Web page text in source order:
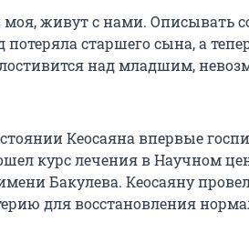
моя, живут с нами. Описывать
потеряла старшего сына, а
над младшим,
Кеосаяна впервые
курс лечения в Научном
Бакулева. Кеосаяну
для восстановления